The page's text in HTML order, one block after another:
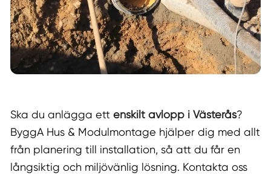
Ska du anlägga ett enskilt avlopp i Västerås?
ByggA Hus & Modulmontage hjälper dig med allt
från planering till installation, så att du får en
långsiktig och miljövänlig lösning. Kontakta oss